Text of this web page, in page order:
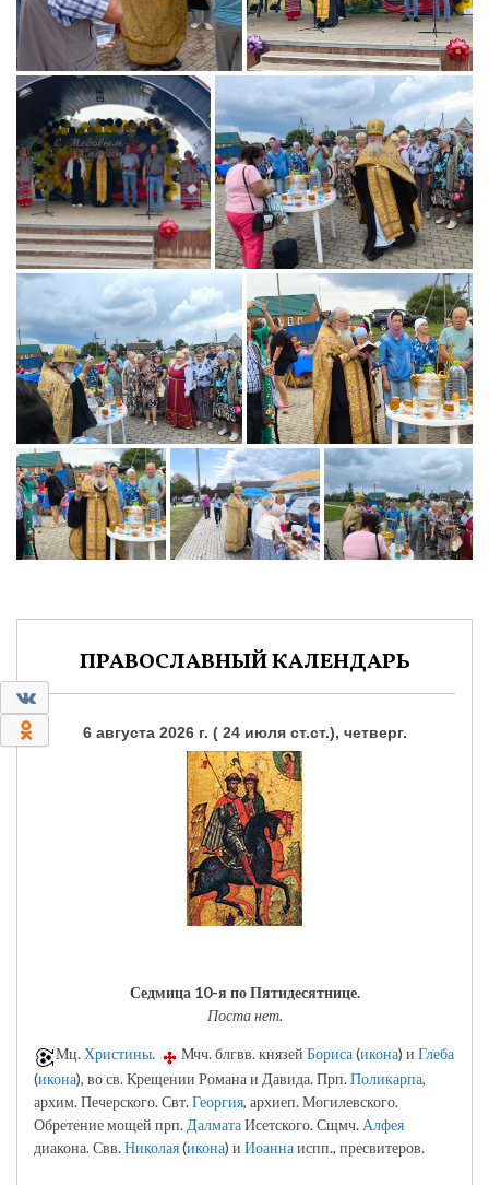
0
ПРАВОСЛАВНЫЙ КАЛЕНДАРЬ
6 августа 2026 г. ( 24 июля ст.ст.), четверг.
Седмица 10-я по Пятидесятнице.
Поста нет.
Мц. Христины. Мчч. блгвв. князей Бориса(икона) и Глеба
(икона), во св. Крещении Романа и Давида. Прп.Поликарпа,
архим. Печерского. Свт.Георгия, архиеп. Могилевского.
Обретение мощей прп.ДалматаИсетского. Сщмч.Алфея
диакона. Свв.Николая(икона) и Иоаннаиспп., пресвитеров.